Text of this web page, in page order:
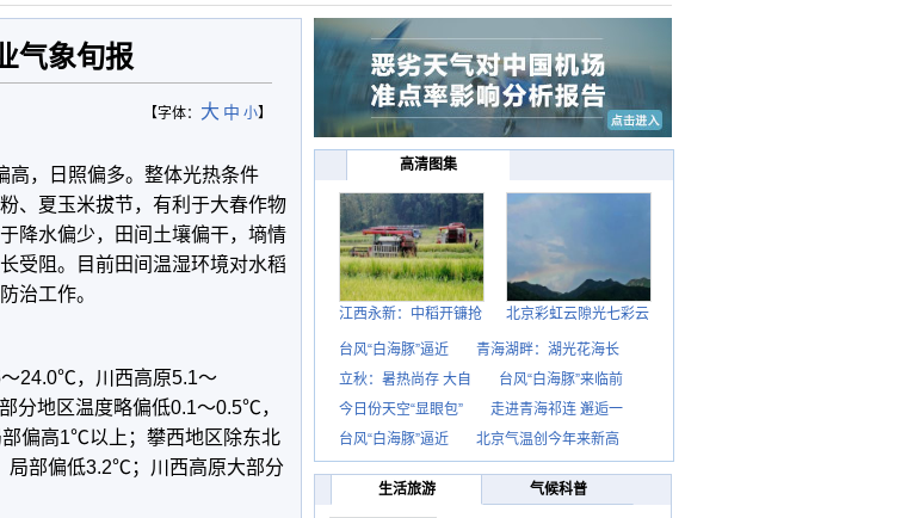
气象旬报
【字体： 大 中 小】
高，日照偏多。整体光热条件
、夏玉米拔节，有利于大春作物
降水偏少，田间土壤偏干，墒情
受阻。目前田间温湿环境对水稻
治工作。
24.0℃，川西高原5.1～
分地区温度略偏低0.1～0.5℃，
偏高1℃以上；攀西地区除东北
部偏低3.2℃；川西高原大部分
高清图集
江西永新：中稻开镰抢 北京彩虹云隙光七彩云
台风“白海豚”逼近
青海湖畔：湖光花海长
立秋：暑热尚存 大自
台风“白海豚”来临前
今日份天空“显眼包”
走进青海祁连 邂逅一
台风“白海豚”逼近
北京气温创今年来新高
生活旅游 气候科普